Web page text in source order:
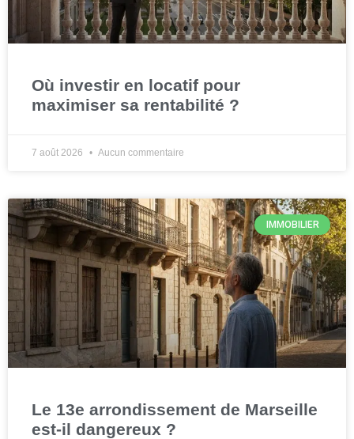
Où investir en locatif pour
maximiser sa rentabilité ?
7 août 2026 Aucun commentaire
IMMOBILIER
Le 13e arrondissement de Marseille
est-il dangereux ?